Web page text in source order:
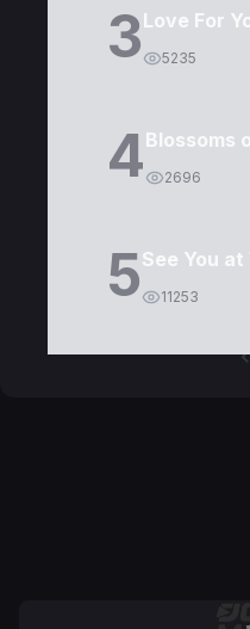
3Love For
5235
4Blossoms
2696
5See You
11253